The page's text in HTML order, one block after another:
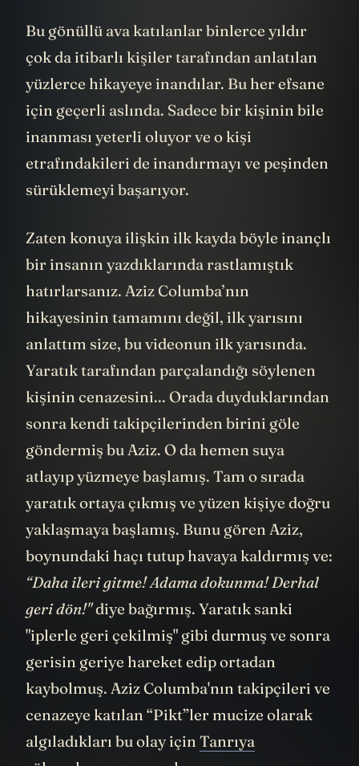
Bu gönüllü ava katılanlar binlerce yıldır
çok da itibarlı kişiler tarafından anlatılan
yüzlerce hikayeye inandılar. Bu her efsane
için geçerli aslında. Sadece bir kişinin bile
inanması yeterli oluyor ve o kişi
etrafındakileri de inandırmayı ve peşinden
Zaten konuya ilişkin ilk kayda böyle inançlı
bir insanın yazdıklarında rastlamıştık
hatırlarsanız. Aziz Columba’nın
hikayesinin tamamını değil, ilk yarısını
anlattım size, bu videonun ilk yarısında.
Yaratık tarafından parçalandığı söylenen
kişinin cenazesini... Orada duyduklarından
sonra kendi takipçilerinden birini göle
göndermiş bu Aziz. O da hemen suya
atlayıp yüzmeye başlamış. Tam o sırada
yaratık ortaya çıkmış ve yüzen kişiye doğru
yaklaşmaya başlamış. Bunu gören Aziz,
boynundaki haçı tutup havaya kaldırmış ve:
“Daha ileri gitme! Adama dokunma! Derhal
geri dön!"diye bağırmış. Yaratık sanki
"iplerle geri çekilmiş" gibi durmuş ve sonra
gerisin geriye hareket edip ortadan
kaybolmuş. Aziz Columba'nın takipçileri ve
cenazeye katılan “Pikt”ler mucize olarak